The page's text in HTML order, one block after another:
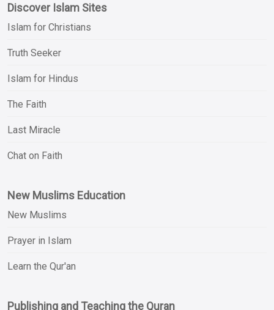
Discover Islam Sites
Islam for Christians
Truth Seeker
Islam for Hindus
The Faith
Last Miracle
Chat on Faith
New Muslims Education
New Muslims
Prayer in Islam
Learn the Qur'an
Publishing and Teaching the Quran